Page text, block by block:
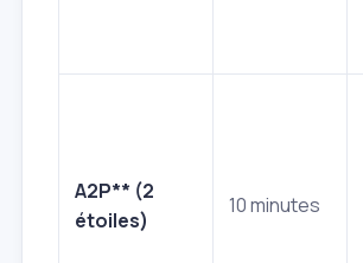
A2P** (2
étoiles)
10 minutes